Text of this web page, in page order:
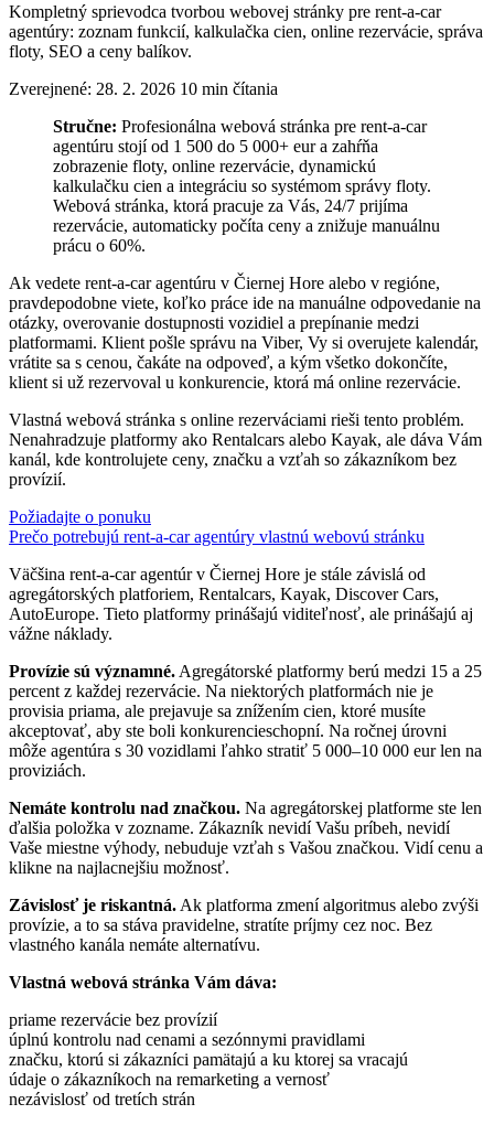
Kompletný sprievodca tvorbou webovej stránky pre rent-a-car
agentúry: zoznam funkcií, kalkulačka cien, online rezervácie, správa
floty, SEO a ceny balíkov.
Zverejnené: 28. 2. 2026 10 min čítania
Stručne: Profesionálna webová stránka pre rent-a-car
agentúru stojí od 1 500 do 5 000+ eur a zahŕňa
zobrazenie floty, online rezervácie, dynamickú
kalkulačku cien a integráciu so systémom správy floty.
Webová stránka, ktorá pracuje za Vás, 24/7 prijíma
rezervácie, automaticky počíta ceny a znižuje manuálnu
prácu o 60%.
Ak vedete rent-a-car agentúru v Čiernej Hore alebo v regióne,
pravdepodobne viete, koľko práce ide na manuálne odpovedanie na
otázky, overovanie dostupnosti vozidiel a prepínanie medzi
platformami. Klient pošle správu na Viber, Vy si overujete kalendár,
vrátite sa s cenou, čakáte na odpoveď, a kým všetko dokončíte,
klient si už rezervoval u konkurencie, ktorá má online rezervácie.
Vlastná webová stránka s online rezerváciami rieši tento problém.
Nenahradzuje platformy ako Rentalcars alebo Kayak, ale dáva Vám
kanál, kde kontrolujete ceny, značku a vzťah so zákazníkom bez
provízií.
Požiadajte o ponuku
Prečo potrebujú rent-a-car agentúry vlastnú webovú stránku
Väčšina rent-a-car agentúr v Čiernej Hore je stále závislá od
agregátorských platforiem, Rentalcars, Kayak, Discover Cars,
AutoEurope. Tieto platformy prinášajú viditeľnosť, ale prinášajú aj
vážne náklady.
Provízie sú významné. Agregátorské platformy berú medzi 15 a 25
percent z každej rezervácie. Na niektorých platformách nie je
provisia priama, ale prejavuje sa znížením cien, ktoré musíte
akceptovať, aby ste boli konkurencieschopní. Na ročnej úrovni
môže agentúra s 30 vozidlami ľahko stratiť 5 000–10 000 eur len na
proviziách.
Nemáte kontrolu nad značkou. Na agregátorskej platforme ste len
ďalšia položka v zozname. Zákazník nevidí Vašu príbeh, nevidí
Vaše miestne výhody, nebuduje vzťah s Vašou značkou. Vidí cenu a
klikne na najlacnejšiu možnosť.
Závislosť je riskantná. Ak platforma zmení algoritmus alebo zvýši
provízie, a to sa stáva pravidelne, stratíte príjmy cez noc. Bez
vlastného kanála nemáte alternatívu.
Vlastná webová stránka Vám dáva:
priame rezervácie bez provízií
úplnú kontrolu nad cenami a sezónnymi pravidlami
značku, ktorú si zákazníci pamätajú a ku ktorej sa vracajú
údaje o zákazníkoch na remarketing a vernosť
nezávislosť od tretích strán